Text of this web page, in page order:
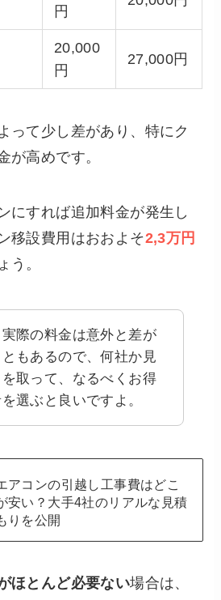
円
20,000
円
27,000円
って少し差があり、特にク
が高めです。
にすれば追加料金が発生し
移設費用はおおよそ2,3万円
う。
際の料金は意外と差が
もあるので、何社か見
取って、なるべくお得
選ぶと良いですよ。
アコンの引越し工事費はどこ
安い？大手4社のリアルな見積
りを公開
ほとんど必要ない場合は、